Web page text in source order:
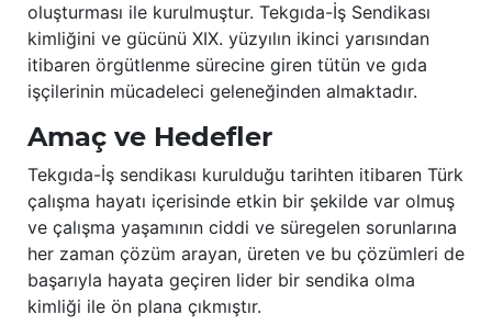
oluşturması ile kurulmuştur. Tekgıda-İş Sendikası
kimliğini ve gücünü XIX. yüzyılın ikinci yarısından
itibaren örgütlenme sürecine giren tütün ve gıda
işçilerinin mücadeleci geleneğinden almaktadır.
Amaç ve Hedefler
Tekgıda-İş sendikası kurulduğu tarihten itibaren Türk
çalışma hayatı içerisinde etkin bir şekilde var olmuş
ve çalışma yaşamının ciddi ve süregelen sorunlarına
her zaman çözüm arayan, üreten ve bu çözümleri de
başarıyla hayata geçiren lider bir sendika olma
kimliği ile ön plana çıkmıştır.